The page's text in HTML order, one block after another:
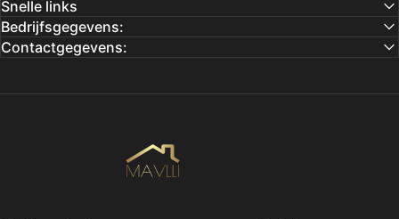
Snelle links
Bedrijfsgegevens:
Contactgegevens: